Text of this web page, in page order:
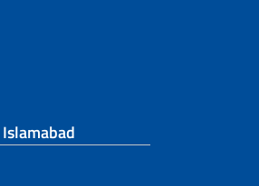
Islamabad